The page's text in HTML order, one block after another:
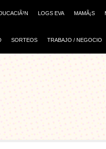
LOGS EVA MAMÃ¡S
SORTEOS TRABAJO / NEGOCIO